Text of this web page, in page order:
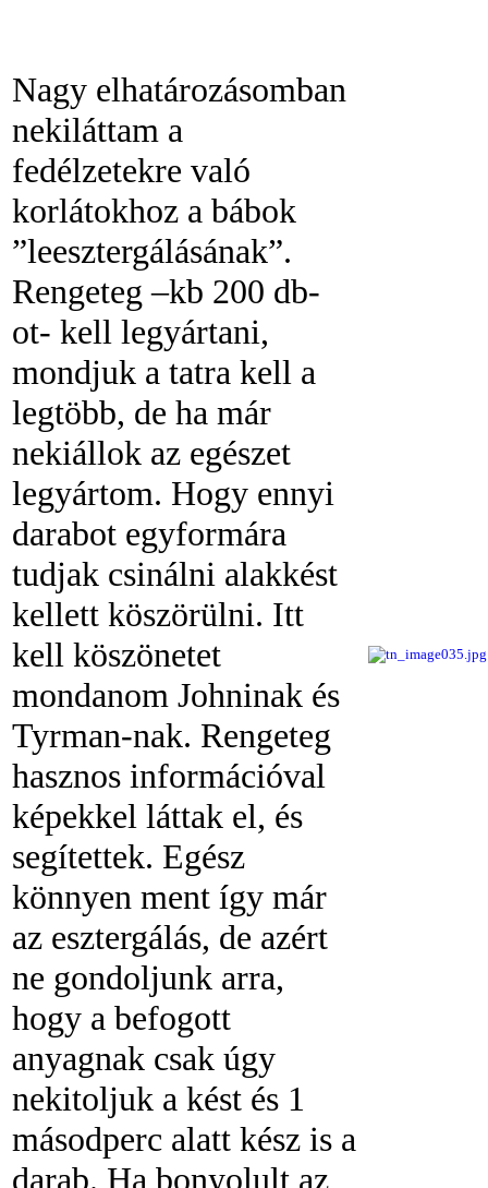
Nagy elhatározásomban
nekiláttam a
fedélzetekre való
korlátokhoz a bábok
”leesztergálásának”.
Rengeteg –kb 200 db-
ot- kell legyártani,
mondjuk a tatra kell a
legtöbb, de ha már
nekiállok az egészet
legyártom. Hogy ennyi
darabot egyformára
tudjak csinálni alakkést
kellett köszörülni. Itt
kell köszönetet
mondanom Johninak és
Tyrman-nak. Rengeteg
hasznos információval
képekkel láttak el, és
segítettek. Egész
könnyen ment így már
az esztergálás, de azért
ne gondoljunk arra,
hogy a befogott
anyagnak csak úgy
nekitoljuk a kést és 1
másodperc alatt kész is a
darab. Ha bonyolult az